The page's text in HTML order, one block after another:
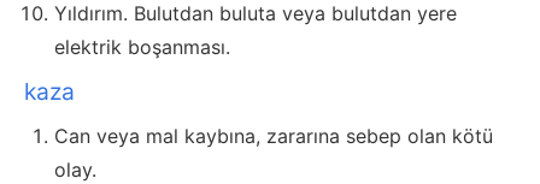
Yıldırım. Bulutdan buluta veya bulutdan yere
elektrik boşanması.
kaza
Can veya mal kaybına, zararına sebep olan kötü
olay.